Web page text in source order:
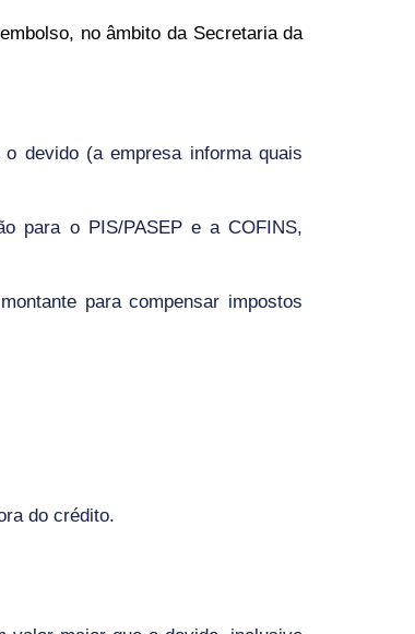
no âmbito da Secretaria da
o devido (a empresa informa quais
para o PIS/PASEP e a COFINS,
para compensar impostos
do crédito.